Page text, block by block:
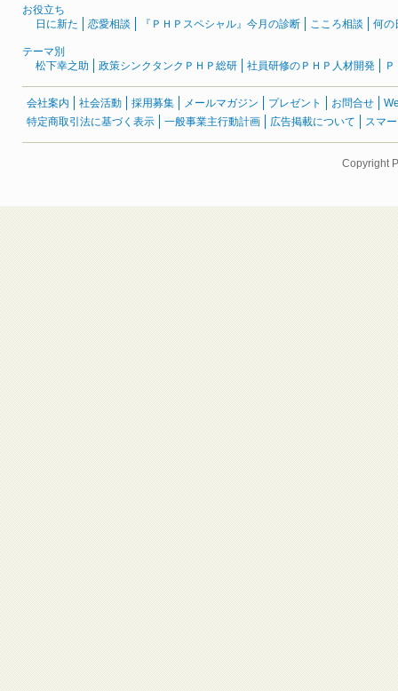
お役立ち
日に新た
恋愛相談 『ＰＨＰスペシャル』今月の診断 こころ相談 何の
テーマ別
松下幸之助
政策シンクタンクＰＨＰ総研 社員研修のＰＨＰ人材開発
会社案内 社会活動 採用募集 メールマガジン プレゼント お問合せ
特定商取引法に基づく表示
一般事業主行動計画 広告掲載について スマ
Copyright